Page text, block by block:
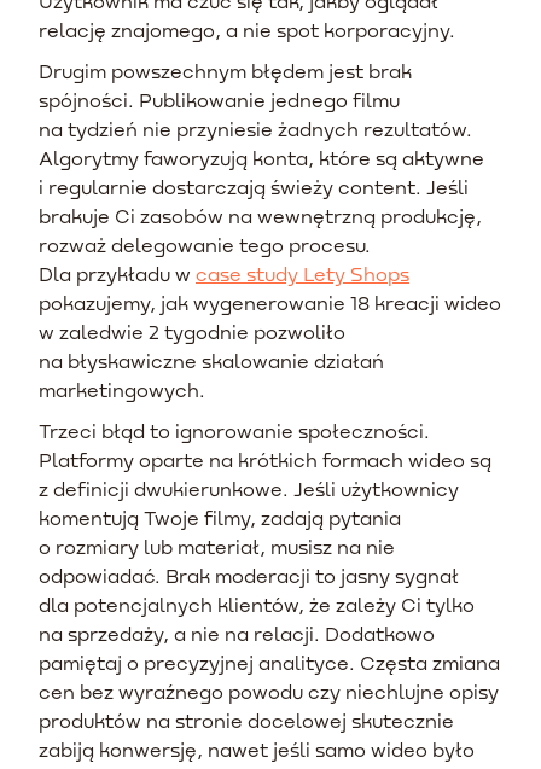
relację znajomego, a nie spot korporacyjny.
Drugim powszechnym błędem jest brak
spójności. Publikowanie jednego filmu
na tydzień nie przyniesie żadnych rezultatów.
Algorytmy faworyzują konta, które są aktywne
i regularnie dostarczają świeży content. Jeśli
brakuje Ci zasobów na wewnętrzną produkcję,
rozważ delegowanie tego procesu.
Dla przykładu w case study Lety Shops
pokazujemy, jak wygenerowanie 18 kreacji wideo
w zaledwie 2 tygodnie pozwoliło
na błyskawiczne skalowanie działań
marketingowych.
Trzeci błąd to ignorowanie społeczności.
Platformy oparte na krótkich formach wideo są
z definicji dwukierunkowe. Jeśli użytkownicy
komentują Twoje filmy, zadają pytania
o rozmiary lub materiał, musisz na nie
odpowiadać. Brak moderacji to jasny sygnał
dla potencjalnych klientów, że zależy Ci tylko
na sprzedaży, a nie na relacji. Dodatkowo
pamiętaj o precyzyjnej analityce. Częsta zmiana
cen bez wyraźnego powodu czy niechlujne opisy
produktów na stronie docelowej skutecznie
zabiją konwersję, nawet jeśli samo wideo było